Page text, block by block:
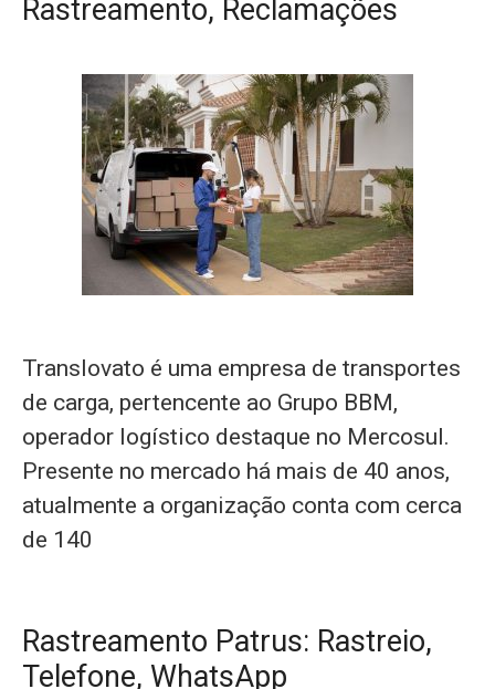
Rastreamento, Reclamações
Translovato é uma empresa de transportes
de carga, pertencente ao Grupo BBM,
operador logístico destaque no Mercosul.
Presente no mercado há mais de 40 anos,
atualmente a organização conta com cerca
de 140
Rastreamento Patrus: Rastreio,
Telefone, WhatsApp